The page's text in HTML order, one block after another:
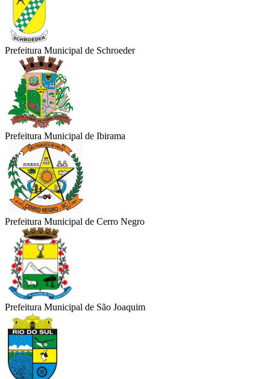
Prefeitura Municipal de Schroeder
Prefeitura Municipal de Ibirama
Prefeitura Municipal de Cerro Negro
Prefeitura Municipal de São Joaquim